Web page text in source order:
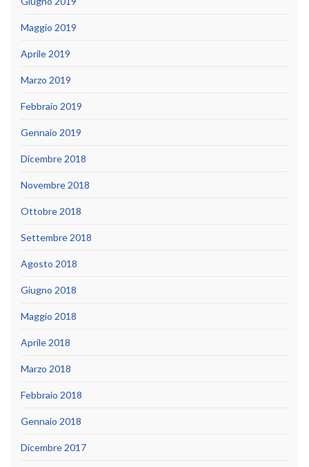
Maggio 2019
Aprile 2019
Marzo 2019
Febbraio 2019
Gennaio 2019
Dicembre 2018
Novembre 2018
Ottobre 2018
Settembre 2018
Agosto 2018
Giugno 2018
Maggio 2018
Aprile 2018
Marzo 2018
Febbraio 2018
Gennaio 2018
Dicembre 2017